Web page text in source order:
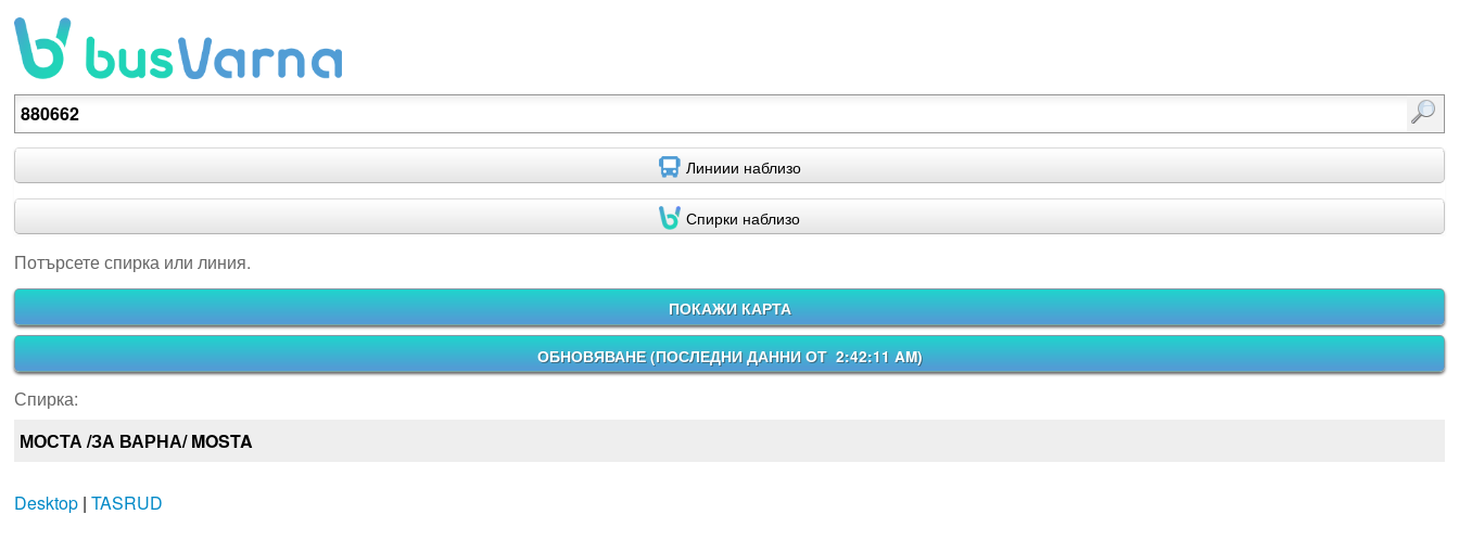
Потърсете спирка или линия.
Линиии наблизо
Спирки наблизо
Потърсете спирка или линия.
ПОКАЖИ КАРТА
ОБНОВЯВАНЕ (ПОСЛЕДНИ ДАННИ ОТ 2:42:11 AM)
Спирка:
МОСТА /ЗА ВАРНА/ MOSTA
Desktop| TASRUD